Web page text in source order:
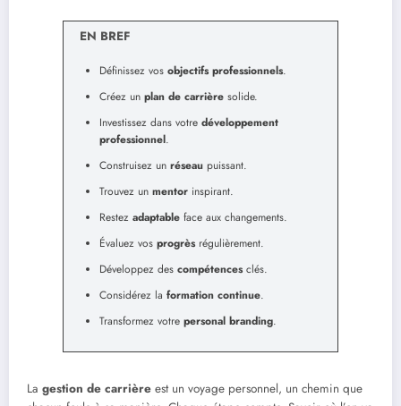
EN BREF
Définissez vos objectifs professionnels.
Créez un plan de carrière solide.
Investissez dans votre développement
professionnel.
Construisez un réseau puissant.
Trouvez un mentor inspirant.
Restez adaptable face aux changements.
Évaluez vos progrèsrégulièrement.
Développez des compétencesclés.
Considérez la formation continue.
Transformez votre personal branding.
La gestion de carrière est un voyage personnel, un chemin que